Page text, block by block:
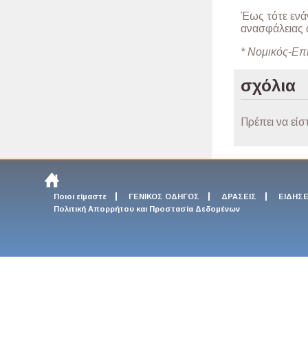
Έως τότε
* Νομικός-
σχόλια
Πρέπει να
Ποιοι είμαστε ΓΕΝΙΚΟΣ ΟΔΗΓΟΣ ΔΡΑΣΕΙΣ
Πολιτική Απορρήτου και Προστασία Δεδομένων